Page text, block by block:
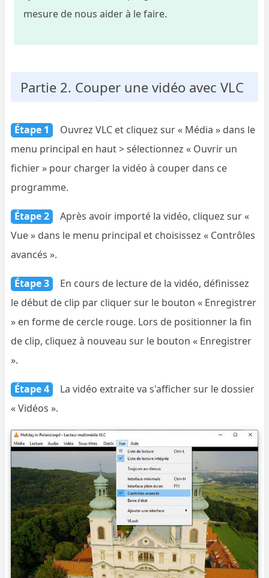
mesure de nous aider à le faire.
Partie 2. Couper une vidéo avec VLC
Étape 1
Ouvrez VLC et cliquez sur « Média » dans le
menu principal en haut > sélectionnez « Ouvrir un
fichier » pour charger la vidéo à couper dans ce
programme.
Étape 2
Après avoir importé la vidéo, cliquez sur «
Vue » dans le menu principal et choisissez « Contrôles
avancés ».
Étape 3
En cours de lecture de la vidéo, définissez
le début de clip par cliquer sur le bouton « Enregistrer
» en forme de cercle rouge. Lors de positionner la fin
de clip, cliquez à nouveau sur le bouton « Enregistrer
».
Étape 4
La vidéo extraite va s'afficher sur le dossier
« Vidéos ».